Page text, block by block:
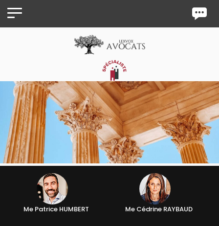
Me Patrice HUMBERT Me Cédrine RAYBAUD